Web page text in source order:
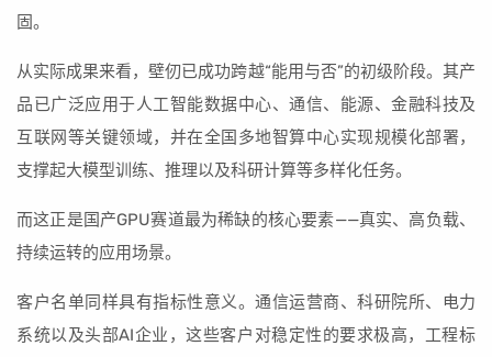
固。
从实际成果来看，壁仞已成功跨越“能用与否”的初级阶段。其产
品已广泛应用于人工智能数据中心、通信、能源、金融科技及
互联网等关键领域，并在全国多地智算中心实现规模化部署，
支撑起大模型训练、推理以及科研计算等多样化任务。
而这正是国产GPU赛道最为稀缺的核心要素——真实、高负载、
持续运转的应用场景。
客户名单同样具有指标性意义。通信运营商、科研院所、电力
系统以及头部AI企业，这些客户对稳定性的要求极高，工程标